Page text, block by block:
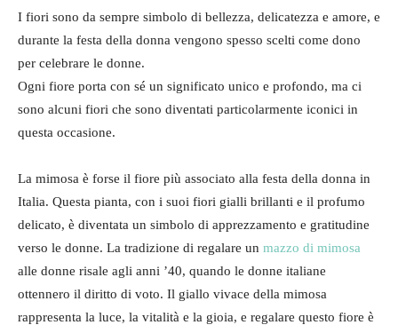
I fiori sono da sempre simbolo di bellezza, delicatezza e amore, e
durante la festa della donna vengono spesso scelti come dono
per celebrare le donne.
Ogni fiore porta con sé un significato unico e profondo, ma ci
sono alcuni fiori che sono diventati particolarmente iconici in
questa occasione.
La mimosa è forse il fiore più associato alla festa della donna in
Italia. Questa pianta, con i suoi fiori gialli brillanti e il profumo
delicato, è diventata un simbolo di apprezzamento e gratitudine
verso le donne. La tradizione di regalare un mazzo di mimosa
alle donne risale agli anni ’40, quando le donne italiane
ottennero il diritto di voto. Il giallo vivace della mimosa
rappresenta la luce, la vitalità e la gioia, e regalare questo fiore è